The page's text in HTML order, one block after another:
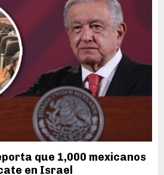
que 1,000 mexicanos
en Israel